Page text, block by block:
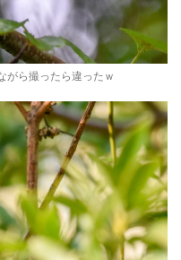
がら撮ったら違ったｗ